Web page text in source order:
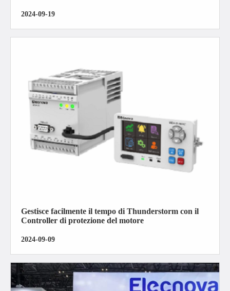
2024-09-19
Gestisce facilmente il tempo di Thunderstorm con il
Controller di protezione del motore
2024-09-09